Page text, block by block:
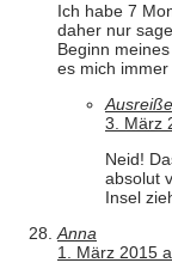
Ich habe 7
daher nur
Beginn
es mich
3. März
Neid!
absolut
Insel
Anna
1. März 2015